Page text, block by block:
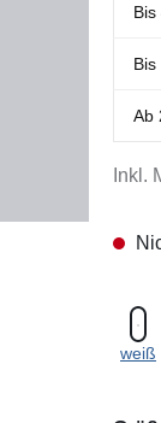
Bis
Bis
Ab
Inkl.
weiß